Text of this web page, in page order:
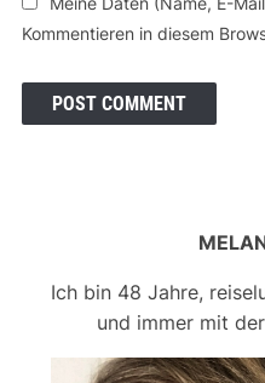
Kommentieren in diesem
Ich bin 48 Jahre,
und immer mit